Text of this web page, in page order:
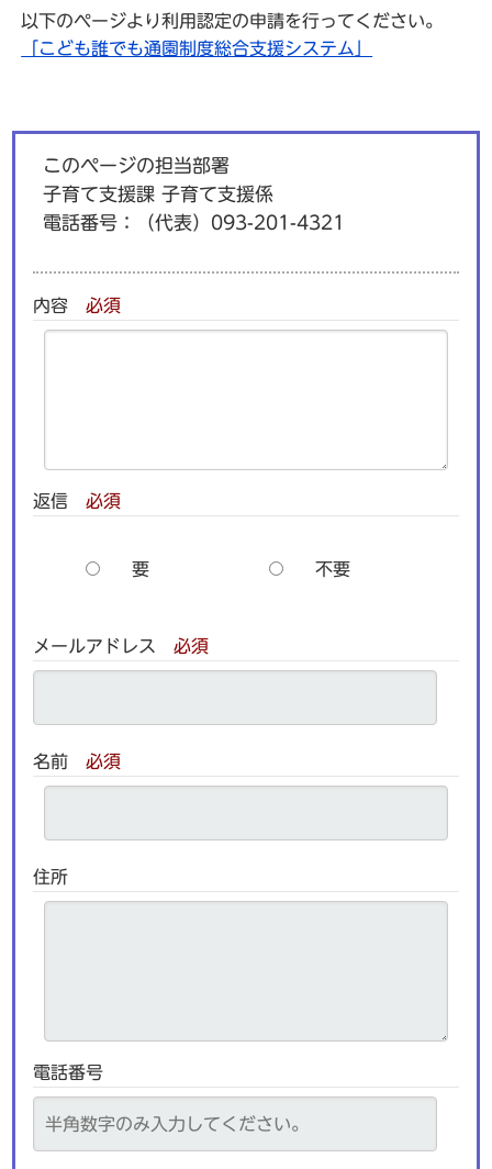
以下のページより利用認定の申請を行ってください。
「こども誰でも通園制度総合支援システム」
このページの担当部署
子育て支援課 子育て支援係
電話番号：
（代表）093-201-4321
内容 必須
返信 必須
要 不要
メールアドレス 必須
名前 必須
住所
電話番号